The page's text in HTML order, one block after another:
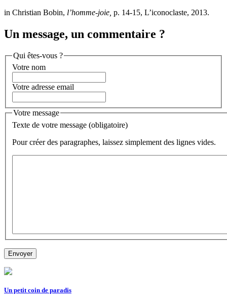
in Christian Bobin, l’homme-joie, p. 14-15, L’iconoclaste, 2013.
Un message, un commentaire ?
Qui êtes-vous ?
Votre nom
Votre adresse email
Votre message
Texte de votre message (obligatoire)
Pour créer des paragraphes, laissez simplement des lignes vides.
Un petit coin de paradis